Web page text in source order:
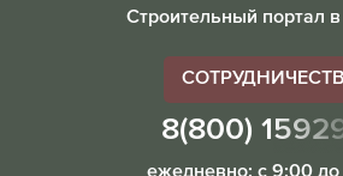
Строительный портал
8(800)